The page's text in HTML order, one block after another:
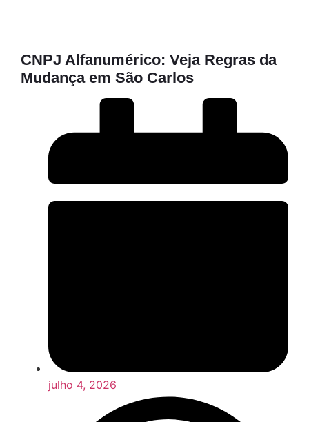
CNPJ Alfanumérico: Veja Regras da
Mudança em São Carlos
julho 4, 2026